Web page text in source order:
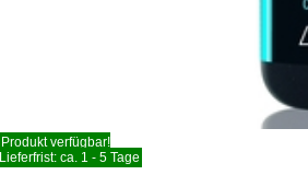
Produkt verfügbar!
Lieferfrist: ca. 1 - 5 Tage